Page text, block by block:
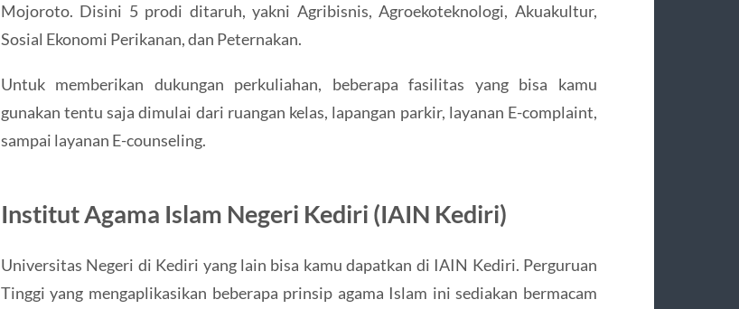
Mojoroto. Disini 5 prodi ditaruh, yakni Agribisnis, Agroekoteknologi, Akuakultur,
Sosial Ekonomi Perikanan, dan Peternakan.
Untuk memberikan dukungan perkuliahan, beberapa fasilitas yang bisa kamu
gunakan tentu saja dimulai dari ruangan kelas, lapangan parkir, layanan E-complaint,
sampai layanan E-counseling.
Institut Agama Islam Negeri Kediri (IAIN Kediri)
Universitas Negeri di Kediri yang lain bisa kamu dapatkan di IAIN Kediri. Perguruan
Tinggi yang mengaplikasikan beberapa prinsip agama Islam ini sediakan bermacam